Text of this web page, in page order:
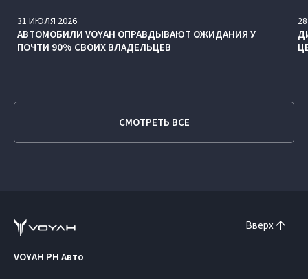
31 ИЮЛЯ 2026
АВТОМОБИЛИ VOYAH ОПРАВДЫВАЮТ ОЖИДАНИЯ У
ПОЧТИ 90% СВОИХ ВЛАДЕЛЬЦЕВ
28
СМОТРЕТЬ ВСЕ
Вверх
VOYAH РН Авто